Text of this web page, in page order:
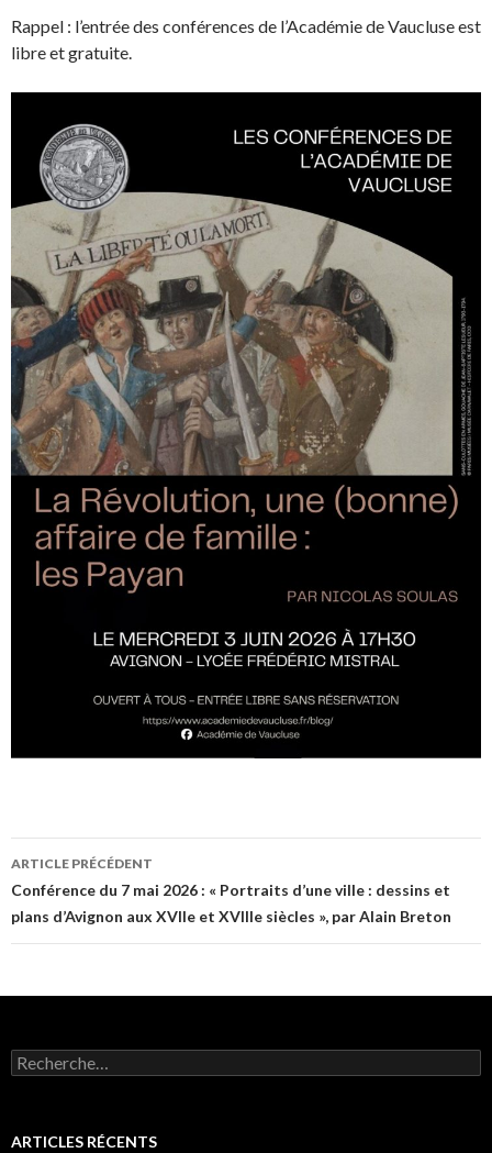
Rappel : l’entrée des conférences de l’Académie de Vaucluse est
libre et gratuite.
Navigation
des
ARTICLE PRÉCÉDENT
Conférence du 7 mai 2026 : « Portraits d’une ville : dessins et
plans d’Avignon aux XVIIe et XVIIIe siècles », par Alain Breton
R
e
e
ARTICLES RÉCENTS